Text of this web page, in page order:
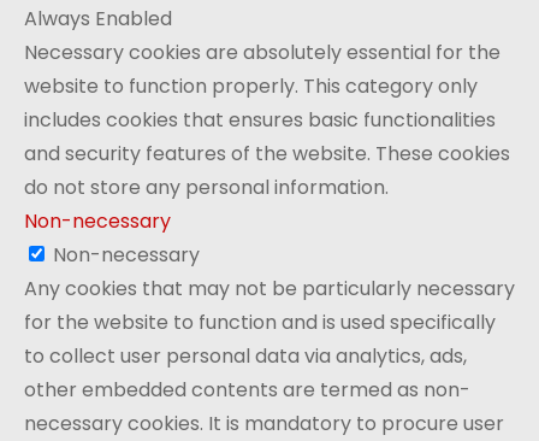
Always Enabled
Necessary cookies are absolutely essential for the
website to function properly. This category only
includes cookies that ensures basic functionalities
and security features of the website. These cookies
do not store any personal information.
Non-necessary
Non-necessary
Any cookies that may not be particularly necessary
for the website to function and is used specifically
to collect user personal data via analytics, ads,
other embedded contents are termed as non-
necessary cookies. It is mandatory to procure user